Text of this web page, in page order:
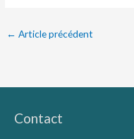
← Article précédent
Contact